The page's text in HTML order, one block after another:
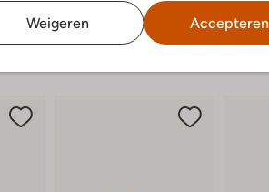
Weigeren Accepteren